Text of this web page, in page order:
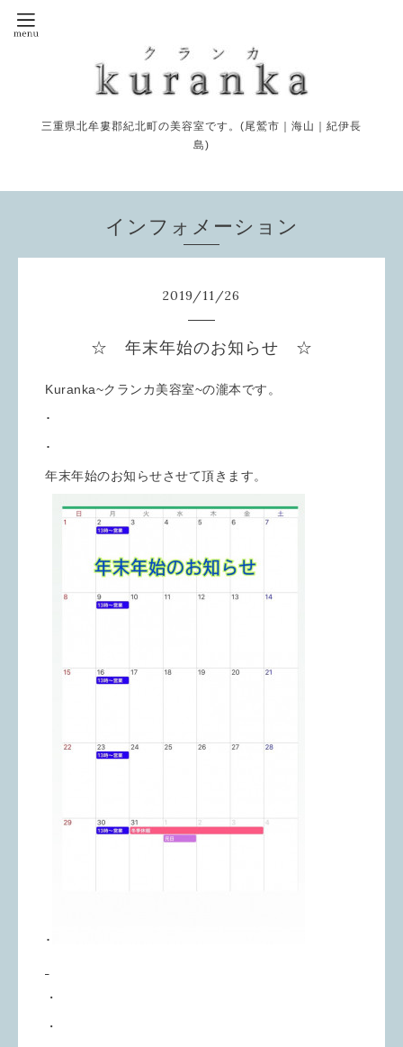
三重県北牟婁郡紀北町の美容室です。(尾鷲市｜海山｜紀伊長
島)
インフォメーション
2019/11/26
☆ 年末年始のお知らせ ☆
Kuranka~クランカ美容室~の瀧本です。
･
･
年末年始のお知らせさせて頂きます。
･
・
・